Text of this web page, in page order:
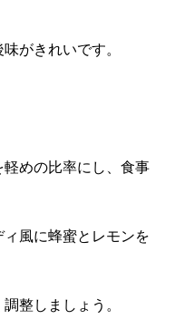
がきれいです。
めの比率にし、食事
風に蜂蜜とレモンを
整しましょう。